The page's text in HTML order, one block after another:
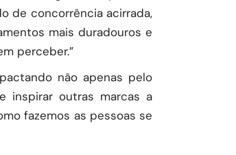
de concorrência acirrada,
mais duradouros e
perceber.”
não apenas pelo
inspirar outras marcas a
fazemos as pessoas se